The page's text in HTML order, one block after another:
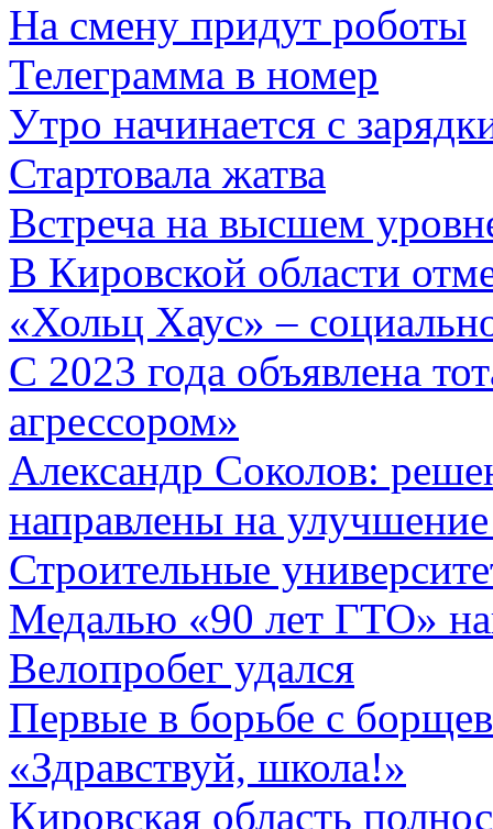
На смену придут роботы
Телеграмма в номер
Утро начинается с
Стартовала жатва
Встреча на высшем
В Кировской области
«Хольц Хаус» –
С 2023 года объявлена
агрессором»
Александр Соколов:
направлены на
Строительные
Медалью «90 лет ГТО»
Велопробег удался
Первые в борьбе с
«Здравствуй, школа!»
Кировская область